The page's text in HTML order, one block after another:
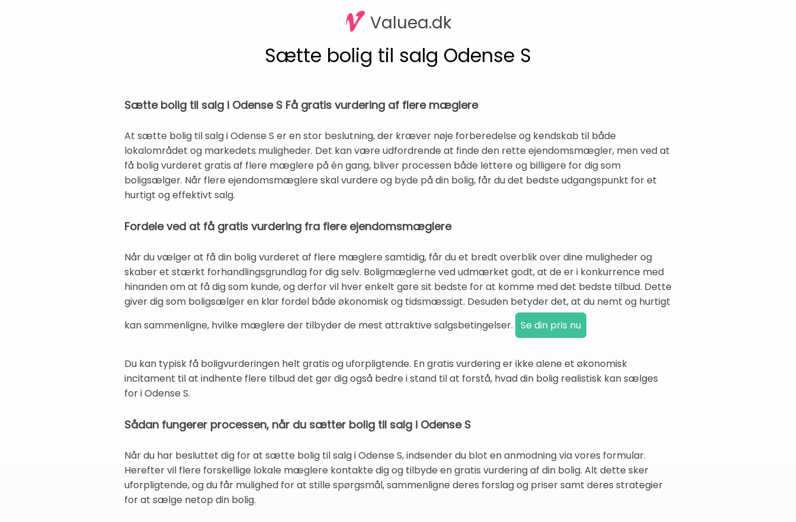
Valuea.dk
Sætte bolig til salg Odense S
Sætte bolig til salg i Odense S Få gratis vurdering af flere mæglere
At sætte bolig til salg i Odense S er en stor beslutning, der kræver nøje forberedelse og kendskab til både
lokalområdet og markedets muligheder. Det kan være udfordrende at finde den rette ejendomsmægler, men ved at
få bolig vurderet gratis af flere mæglere på én gang, bliver processen både lettere og billigere for dig som
boligsælger. Når flere ejendomsmæglere skal vurdere og byde på din bolig, får du det bedste udgangspunkt for et
hurtigt og effektivt salg.
Fordele ved at få gratis vurdering fra flere ejendomsmæglere
Når du vælger at få din bolig vurderet af flere mæglere samtidig, får du et bredt overblik over dine muligheder og
skaber et stærkt forhandlingsgrundlag for dig selv. Boligmæglerne ved udmærket godt, at de er i konkurrence med
hinanden om at få dig som kunde, og derfor vil hver enkelt gøre sit bedste for at komme med det bedste tilbud. Dette
giver dig som boligsælger en klar fordel både økonomisk og tidsmæssigt. Desuden betyder det, at du nemt og hurtigt
kan sammenligne, hvilke mæglere der tilbyder de mest attraktive salgsbetingelser.
Du kan typisk få boligvurderingen helt gratis og uforpligtende. En gratis vurdering er ikke alene et økonomisk
incitament til at indhente flere tilbud det gør dig også bedre i stand til at forstå, hvad din bolig realistisk kan sælges
for i Odense S.
Sådan fungerer processen, når du sætter bolig til salg i Odense S
Når du har besluttet dig for at sætte bolig til salg i Odense S, indsender du blot en anmodning via vores formular.
Herefter vil flere forskellige lokale mæglere kontakte dig og tilbyde en gratis vurdering af din bolig. Alt dette sker
uforpligtende, og du får mulighed for at stille spørgsmål, sammenligne deres forslag og priser samt deres strategier
for at sælge netop din bolig.